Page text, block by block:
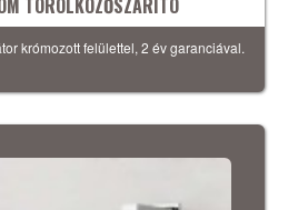
krómozott felülettel, 2 év garanciával.